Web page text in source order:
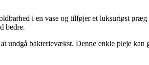
i en vase og tilføjer et luksuriøst
bedre.
undgå bakterievækst. Denne enkle pleje